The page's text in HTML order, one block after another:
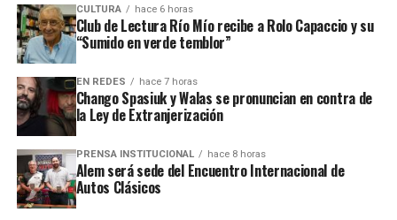
Ver esta publicación en Instagram
CULTURA hace 6 horas
Club de Lectura Río Mío recibe a Rolo Capaccio y su
“Sumido en verde temblor”
EN REDES hace 7 horas
Chango Spasiuk y Walas se pronuncian en contra de
la Ley de Extranjerización
PRENSA INSTITUCIONAL hace 8 horas
Alem será sede del Encuentro Internacional de
Autos Clásicos